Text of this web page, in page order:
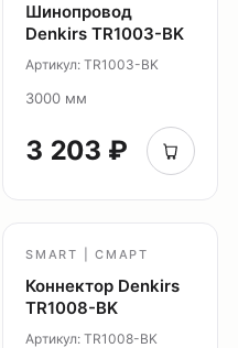
Шинопровод
Denkirs TR1003-BK
Артикул: TR1003-BK
3000 мм
3 203 ₽
SMART | СМАРТ
Коннектор Denkirs
TR1008-BK
Артикул: TR1008-BK